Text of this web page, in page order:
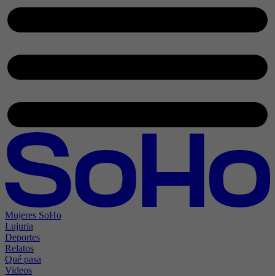
Mujeres SoHo
Lujuria
Deportes
Relatos
Qué pasa
Videos